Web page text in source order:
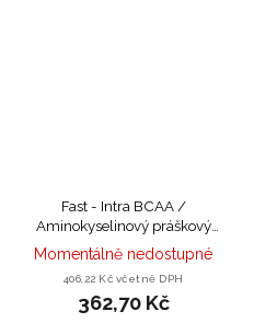
Fast - Intra BCAA /
Aminokyselinový práškový
nápoj s příchutí Broskev - 450
g
Momentálně nedostupné
406,22 Kč včetně DPH
362,70 Kč